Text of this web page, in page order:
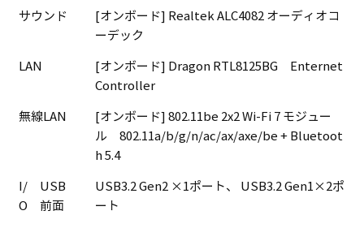
サウンド
[オンボード] Realtek ALC4082 オーディオコ
ーデック
LAN
[オンボード] Dragon RTL8125BG Enternet
Controller
無線LAN
[オンボード] 802.11be 2x2 Wi-Fi 7 モジュー
ル 802.11a/b/g/n/ac/ax/axe/be + Bluetoot
h 5.4
I/
O
USB
前面
USB3.2 Gen2 ×1ポート、 USB3.2 Gen1×2ポ
ート